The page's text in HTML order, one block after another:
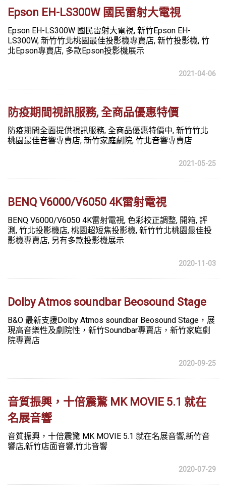
Epson EH-LS300W 國民雷射大電視
Epson EH-LS300W 國民雷射大電視, 新竹Epson EH-
LS300W, 新竹竹北桃園最佳投影機專賣店, 新竹投影機, 竹
北Epson專賣店, 多款Epson投影機展示
2021-04-06
防疫期間視訊服務, 全商品優惠特價
防疫期間全面提供視訊服務, 全商品優惠特價中, 新竹竹北
桃園最佳音響專賣店, 新竹家庭劇院, 竹北音響專賣店
2021-05-25
BENQ V6000/V6050 4K雷射電視
BENQ V6000/V6050 4K雷射電視, 色彩校正調整, 開箱, 評
測, 竹北投影機店, 桃園超短焦投影機, 新竹竹北桃園最佳投
影機專賣店, 另有多款投影機展示
2020-11-03
Dolby Atmos soundbar Beosound Stage
B&O 最新支援Dolby Atmos soundbar Beosound Stage，展
現高音樂性及劇院性，新竹Soundbar專賣店，新竹家庭劇
院專賣店
2020-09-25
音質振興，十倍震驚 MK MOVIE 5.1 就在
名展音響
音質振興，十倍震驚 MK MOVIE 5.1 就在名展音響,新竹音
響店,新竹店面音響,竹北音響
2020-07-29